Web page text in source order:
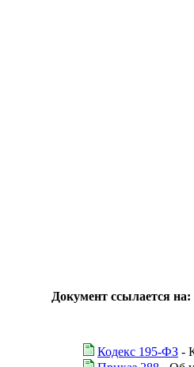
Документ ссылается на:
Кодекс 195-ФЗ -